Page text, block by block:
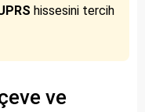
hissesini tercih
ve